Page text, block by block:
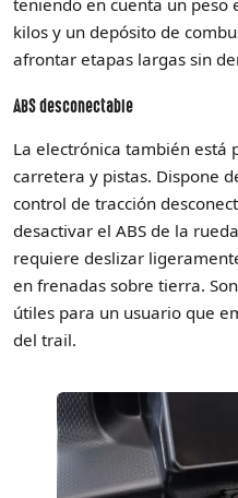
teniendo en cuenta un peso
kilos y un depósito de
afrontar etapas largas sin
ABS desconectable
La electrónica también está
carretera y pistas. Dispone
control de tracción
desactivar el ABS de la
requiere deslizar
en frenadas sobre tierra.
útiles para un usuario que
del trail.